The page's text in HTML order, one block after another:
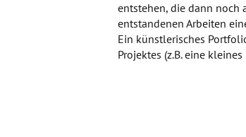
entstehen, die dann noch
entstandenen Arbeiten
Ein künstlerisches
Projektes (z.B. eine